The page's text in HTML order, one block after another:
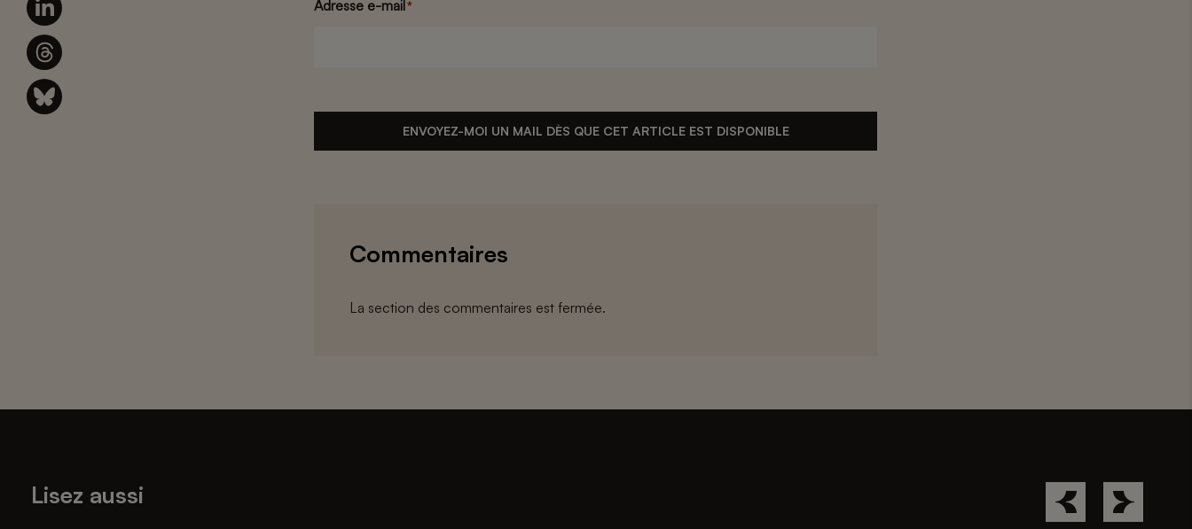
Adresse e-mail *
ENVOYEZ-MOI UN MAIL DÈS QUE CET ARTICLE EST DISPONIBLE
Commentaires
La section des commentaires est fermée.
Lisez aussi